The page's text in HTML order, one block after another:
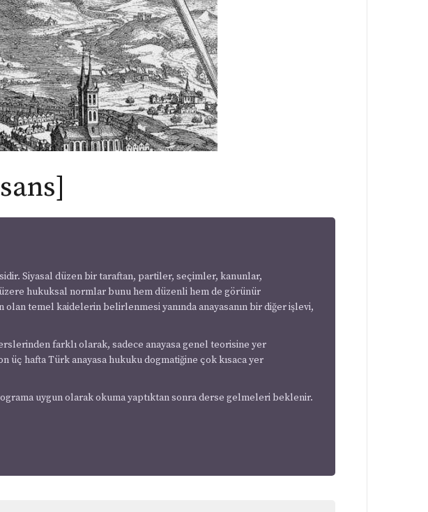
Siyasal düzen bir taraftan, partiler, seçimler, kanunlar,
hukuksal normlar bunu hem düzenli hem de görünür
olan temel kaidelerin belirlenmesi yanında anayasanın bir diğer işlevi,
farklı olarak, sadece anayasa genel teorisine yer
hafta Türk anayasa hukuku dogmatiğine çok kısaca yer
uygun olarak okuma yaptıktan sonra derse gelmeleri beklenir.